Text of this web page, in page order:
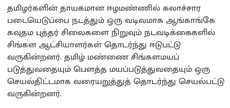
தமிழர்களின் தாயகமான ஈழமண்ணில் கலாச்சார
படையெடுப்பை நடத்தும் ஒரு வடிவமாக ஆங்காங்கே
கவுதம புத்தர் சிலைகளை நிறுவும் நடவடிக்கைகளில்
சிங்கள ஆட்சியாளர்கள் தொடர்ந்து ஈடுபட்டு
வருகின்றனர். தமிழ் மண்ணை சிங்களமயப்
படுத்துவதையும் பௌத்த மயப்படுத்துவதையும் ஒரு
செயல்திட்டமாக வரையறுத்துத் தொடர்ந்து செயல்பட்டு
வருகின்றனர்.